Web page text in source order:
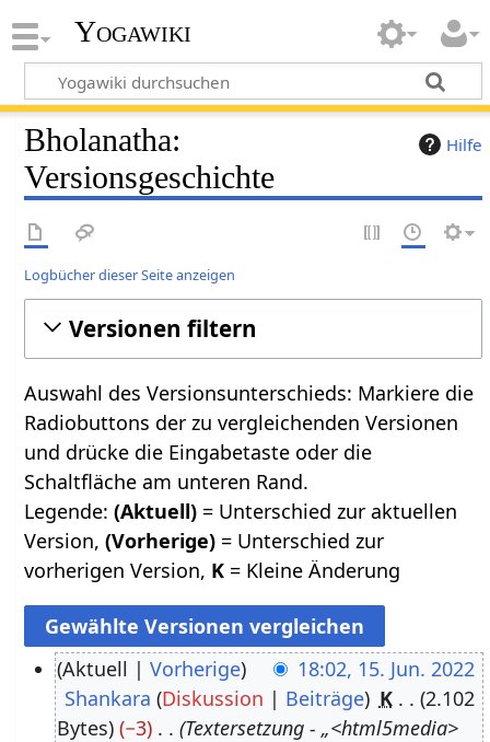
Yogawiki
Hilfe
Bholanatha:
Versionsgeschichte
Logbücher dieser Seite anzeigen
Versionen filtern
Auswahl des Versionsunterschieds: Markiere die
Radiobuttons der zu vergleichenden Versionen
und drücke die Eingabetaste oder die
Schaltfläche am unteren Rand.
Legende:(Aktuell) = Unterschied zur aktuellen
Version,(Vorherige) = Unterschied zur
vorherigen Version, K = Kleine Änderung
Aktuell Vorherige
18:02, 15. Jun. 2022
Shankara Diskussion Beiträge K
2.102
Bytes
−3
Textersetzung - „<html5media>